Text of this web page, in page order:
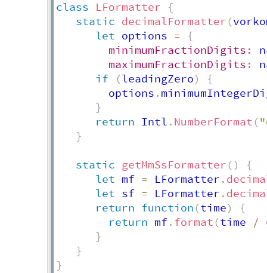
class LFormatter
{
static decimalFormatter (
let options =
{
minimumFractionDigits :
maximumFractionDigits :
if
(leadingZero)
{
        options
.
}
return Intl . NumberFormat (
}
static getMmSsFormatter ()
{
let mf = LFormatter .
let sf = LFormatter .
return function (time)
{
return mf. format (time /
}
}
}